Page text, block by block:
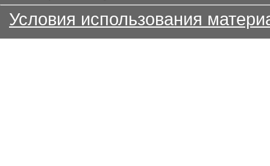
Условия использования